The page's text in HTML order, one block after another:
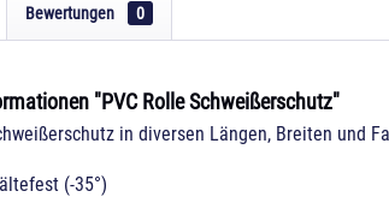
Bewertungen 0
"PVC Rolle Schweißerschutz"
in diversen Längen, Breiten und
(-35°)